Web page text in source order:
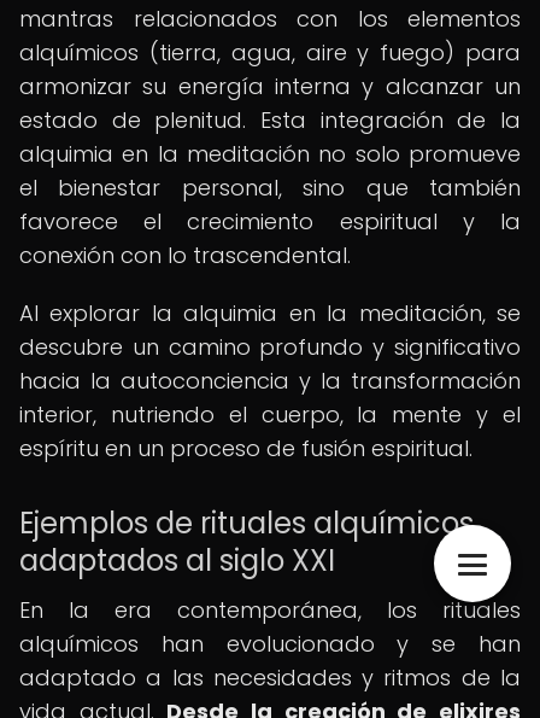
mantras relacionados con los elementos
alquímicos (tierra, agua, aire y fuego) para
armonizar su energía interna y alcanzar un
estado de plenitud. Esta integración de la
alquimia en la meditación no solo promueve
el bienestar personal, sino que también
favorece el crecimiento espiritual y la
conexión con lo trascendental.
Al explorar la alquimia en la meditación, se
descubre un camino profundo y significativo
hacia la autoconciencia y la transformación
interior, nutriendo el cuerpo, la mente y el
espíritu en un proceso de fusión espiritual.
Ejemplos de rituales alquímicos
adaptados al siglo XXI
En la era contemporánea, los rituales
alquímicos han evolucionado y se han
adaptado a las necesidades y ritmos de la
vida actual. Desde la creación de elixires